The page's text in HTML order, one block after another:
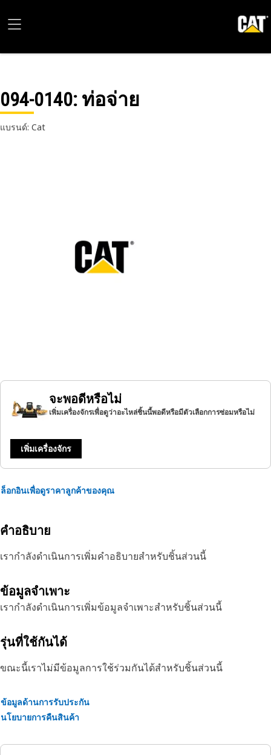
094-0140: ท่อจ่าย
แบรนด์: Cat
จะพอดีหรือไม่
เพิ่มเครื่องจักรเพื่อดูว่าอะไหล่ชิ้นนี้พอดีหรือมีตัวเลือกการซ่อมหรือไม่
เพิ่มเครื่องจักร
ล็อกอินเพื่อดูราคาลูกค้าของคุณ
คำอธิบาย
เรากำลังดำเนินการเพิ่มคำอธิบายสำหรับชิ้นส่วนนี้
ข้อมูลจำเพาะ
เรากำลังดำเนินการเพิ่มข้อมูลจำเพาะสำหรับชิ้นส่วนนี้
รุ่นที่ใช้กันได้
ขณะนี้เราไม่มีข้อมูลการใช้ร่วมกันได้สำหรับชิ้นส่วนนี้
ข้อมูลด้านการรับประกัน
นโยบายการคืนสินค้า